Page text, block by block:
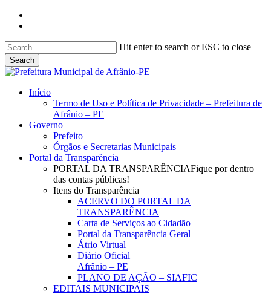
Skip
content
Hit enter to search or ESC to close
Search
Close
search
Menu
Início
Termo de Uso e Política de Privacidade – Prefeitura de
Afrânio – PE
Governo
Prefeito
Órgãos e Secretarias Municipais
Portal da Transparência
PORTAL DA TRANSPARÊNCIAFique por dentro
das contas públicas!
Itens do Transparência
ACERVO DO PORTAL DA
TRANSPARÊNCIA
Carta de Serviços ao Cidadão
Portal da Transparência Geral
Átrio Virtual
Diário Oficial
Afrânio – PE
PLANO DE AÇÃO – SIAFIC
EDITAIS MUNICIPAIS